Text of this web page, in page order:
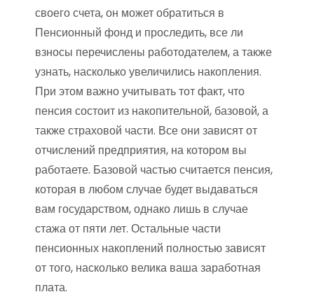
своего счета, он может обратиться в
Пенсионный фонд и проследить, все ли
взносы перечислены работодателем, а также
узнать, насколько увеличились накопления.
При этом важно учитывать тот факт, что
пенсия состоит из накопительной, базовой, а
также страховой части. Все они зависят от
отчислений предприятия, на котором вы
работаете. Базовой частью считается пенсия,
которая в любом случае будет выдаваться
вам государством, однако лишь в случае
стажа от пяти лет. Остальные части
пенсионных накоплений полностью зависят
от того, насколько велика ваша заработная
плата.